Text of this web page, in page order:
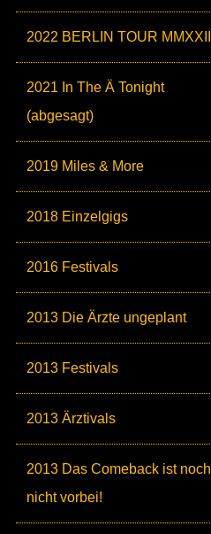
2022 BERLIN TOUR MMXXII
2021 In The Ä Tonight
(abgesagt)
2019 Miles & More
2018 Einzelgigs
2016 Festivals
2013 Die Ärzte ungeplant
2013 Festivals
2013 Ärztivals
2013 Das Comeback ist noch
nicht vorbei!